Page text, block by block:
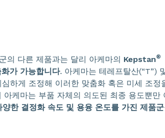
의 다른 제품과는 달리 아케마의 Kepstan®
가 가능합니다. 아케마는 테레프탈산(“T”)
하게 조정해 이러한 맞춤화 혹은 미세 조정
케마는 부품 자체의 의도된 최종 용도뿐만
양한 결정화 속도 및 용융 온도를 가진 제품군